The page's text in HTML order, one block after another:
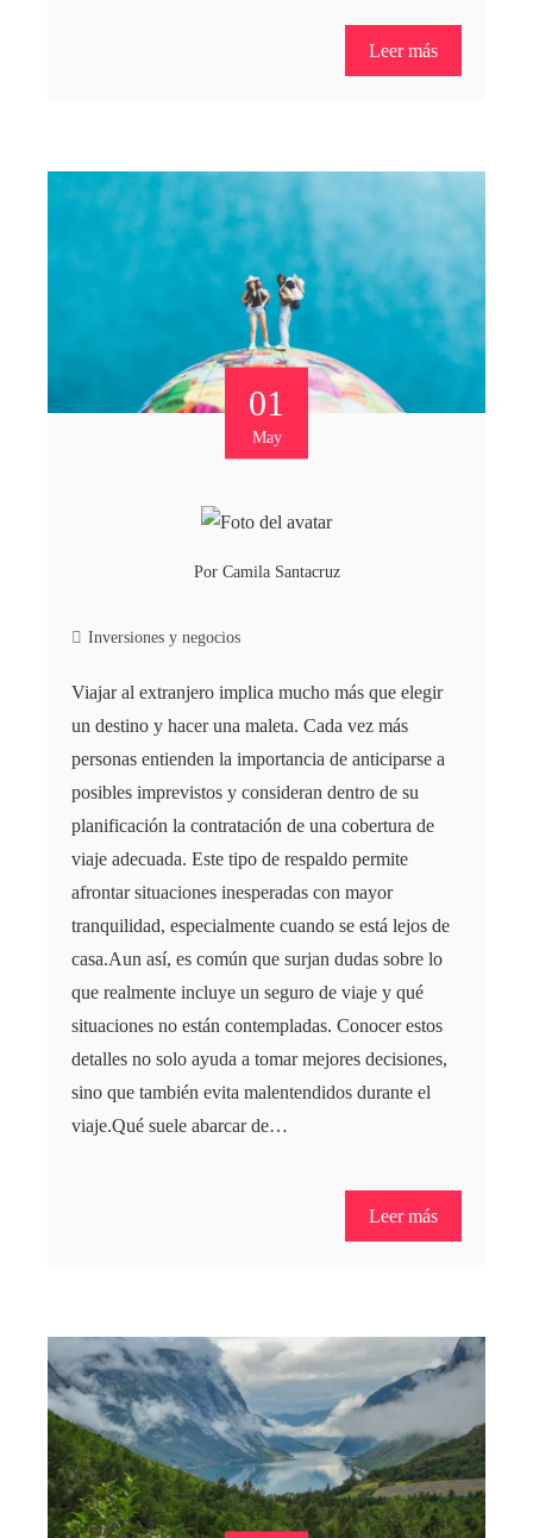
Leer más
01
May
Por Camila Santacruz
Inversiones y negocios
Viajar al extranjero implica mucho más que elegir
un destino y hacer una maleta. Cada vez más
personas entienden la importancia de anticiparse a
posibles imprevistos y consideran dentro de su
planificación la contratación de una cobertura de
viaje adecuada. Este tipo de respaldo permite
afrontar situaciones inesperadas con mayor
tranquilidad, especialmente cuando se está lejos de
casa.Aun así, es común que surjan dudas sobre lo
que realmente incluye un seguro de viaje y qué
situaciones no están contempladas. Conocer estos
detalles no solo ayuda a tomar mejores decisiones,
sino que también evita malentendidos durante el
viaje.Qué suele abarcar de…
Leer más